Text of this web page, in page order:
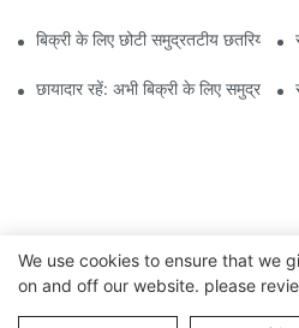
बिक्री के लिए छोटी समुद्रतटीय छतरियों के
छायादार रहें: अभी बिक्री के लिए समुद्रतटीय
कॉपीराइट © 2023 निंगबो जुआनहेंग
We use cookies to ensure that we
on and off our website. please